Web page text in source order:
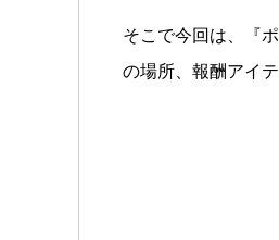
そこで今回は、『
の場所、報酬アイ